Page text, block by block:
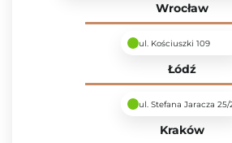
Wrocław
ul. Kościuszki 109
Łódź
ul. Stefana Jaracza 25/
Kraków